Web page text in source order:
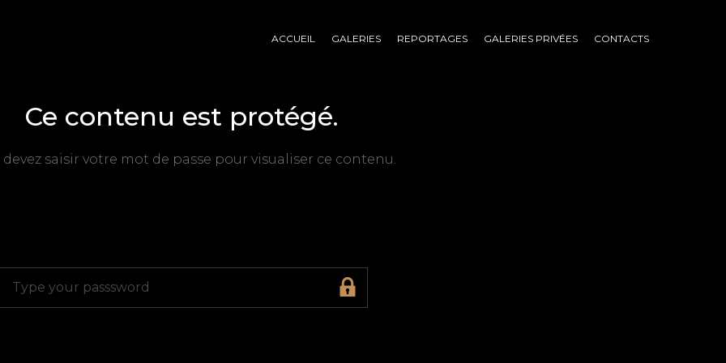
ACCUEIL GALERIES REPORTAGES GALERIES PRIVÉES CONTACTS
Ce contenu est protégé.
devez saisir votre mot de passe pour visualiser ce contenu.